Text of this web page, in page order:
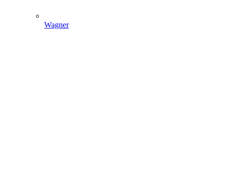
Wagner